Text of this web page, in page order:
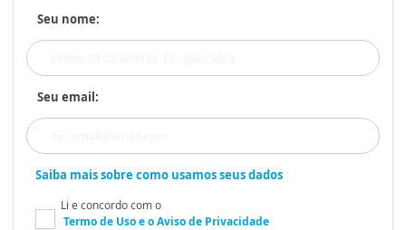
Seu nome:
Seu email:
Saiba mais sobre como usamos seus dados
Li e concordo com o
Termo de Usoe oAviso de Privacidade